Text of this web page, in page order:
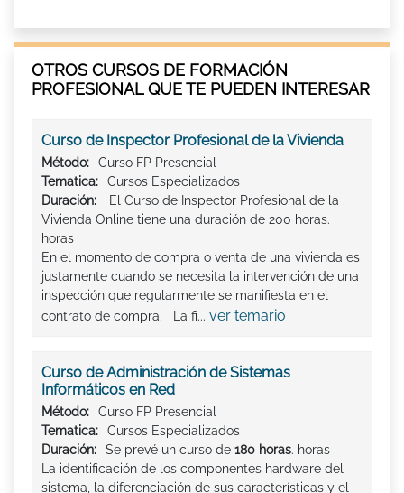
OTROS CURSOS DE FORMACIÓN
PROFESIONAL QUE TE PUEDEN INTERESAR
Curso de Inspector Profesional de la Vivienda
Método:
Curso FP Presencial
Tematica:
Cursos Especializados
Duración:
El Curso de Inspector Profesional de la
Vivienda Online tiene una duración de 200 horas.
horas
En el momento de compra o venta de una vivienda es
justamente cuando se necesita la intervención de una
inspección que regularmente se manifiesta en el
contrato de compra. La fi... ver temario
Curso de Administración de Sistemas
Informáticos en Red
Método:
Curso FP Presencial
Tematica:
Cursos Especializados
Duración:
Se prevé un curso de 180 horas. horas
La identificación de los componentes hardware del
sistema, la diferenciación de sus características y el